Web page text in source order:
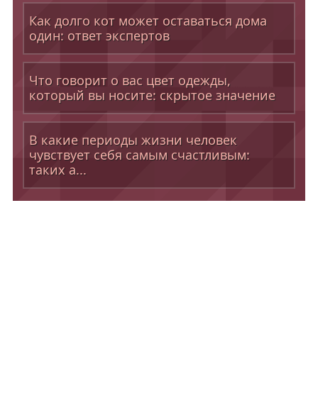
Как долго кот может оставаться дома
один: ответ экспертов
Что говорит о вас цвет одежды,
который вы носите: скрытое значение
В какие периоды жизни человек
чувствует себя самым счастливым:
таких а...